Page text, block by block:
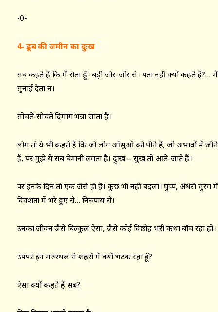
-0-
4- डूब की जमीन का दुःख
सब कहते हैं कि मैं रोता हूँ- बड़ी जोर-जोर से। पता नहीं क्यों कहते हैं?… मैं
सुनाई देता न।
सोचते-सोचते दिमाग भन्ना जाता है।
लोग तो ये भी कहते हैं कि जो लोग आँसुओं को पीते हैं, जो अभावों में जीते
हैं, पर मुझे ये सब बेमानी लगता है। दुःख – सुख तो आते-जाते हैं।
पर इनके दिन तो एक जैसे ही हैं। कुछ भी नहीं बदला। घुप्प, अँधेरी
विवशता में भरे हुए से… निरुपाय से।
उनका जीवन जैसे बिल्कुल ऐसा, जैसे कोई विछोह भरी कथा बाँच रहा हो।
उफ्फ! इन मरुस्थल से शहरों में क्यों भटक रहा हूँ?
ऐसा क्यों कहते हैं सब?